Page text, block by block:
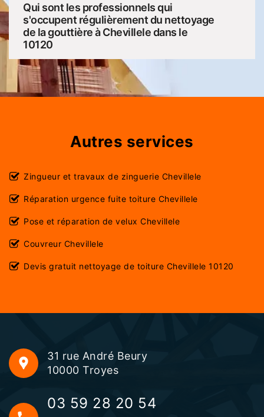
Qui sont les professionnels qui
s'occupent régulièrement du nettoyage
de la gouttière à Chevillele dans le
10120
Autres services
Zingueur et travaux de zinguerie Chevillele
Réparation urgence fuite toiture Chevillele
Pose et réparation de velux Chevillele
Couvreur Chevillele
Devis gratuit nettoyage de toiture Chevillele 10120
31 rue André Beury
10000 Troyes
03 59 28 20 54